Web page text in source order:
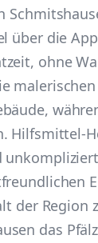
über die
ohne
Hilfsmittel-
der Region
das